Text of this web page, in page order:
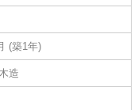
(築1年)
造